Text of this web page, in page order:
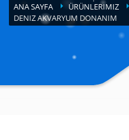
ANA SAYFA ÜRÜNLERIMIZ
DENIZ AKVARYUM DONANIM